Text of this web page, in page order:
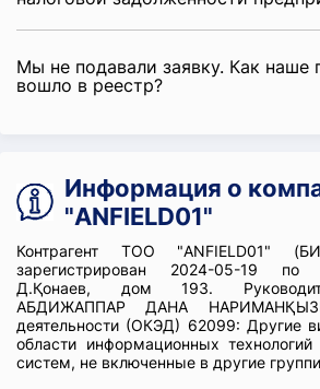
Мы не подавали заявку. Как наше
вошло в реестр?
Информация о
"ANFIELD01"
Контрагент ТОО "ANFIELD01"
зарегистрирован 2024-05-19 по
Д.Қонаев, дом 193.
АБДИЖАППАР ДАНА
деятельности (ОКЭД) 62099: Другие
области информационных
систем, не включенные в другие